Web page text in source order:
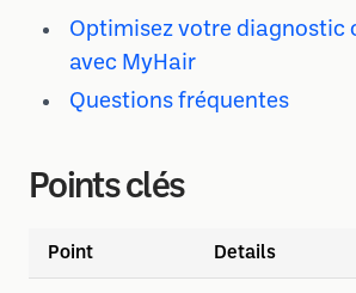
Optimisez votre diagnostic
avec MyHair
Questions fréquentes
Points clés
Point Details